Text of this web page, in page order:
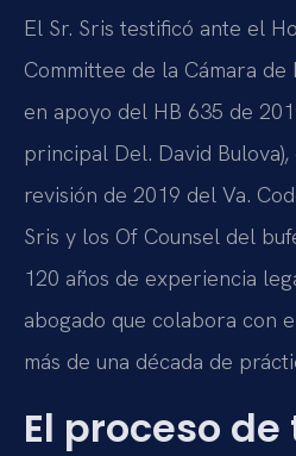
El Sr. Sris testificó ante el
Committee de la Cámara
en apoyo del HB 635 de
principal Del. David
revisión de 2019 del Va.
Sris y los Of Counsel del
120 años de experiencia
abogado que colabora con
más de una década de
El proceso